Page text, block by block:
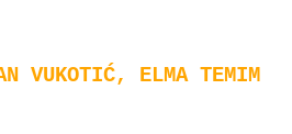
VUKOTIĆ, ELMA TEMIM